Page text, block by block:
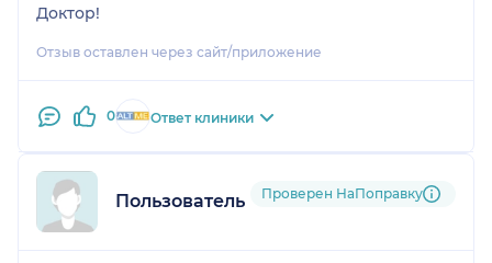
Доктор!
Отзыв оставлен через сайт/приложение
0 Ответ клиники
Пользователь НаПоправку
Проверен НаПоправку